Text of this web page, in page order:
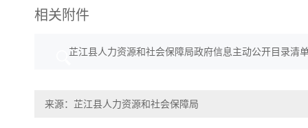
相关附件
芷江县人力资源和社会保障局政府信息主动公开目录清
来源：芷江县人力资源和社会保障局